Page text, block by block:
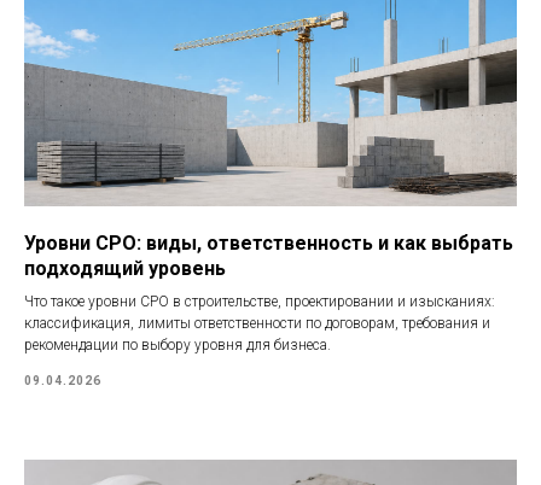
Уровни СРО: виды, ответственность и как выбрать
подходящий уровень
Что такое уровни СРО в строительстве, проектировании и изысканиях:
классификация, лимиты ответственности по договорам, требования и
рекомендации по выбору уровня для бизнеса.
09.04.2026